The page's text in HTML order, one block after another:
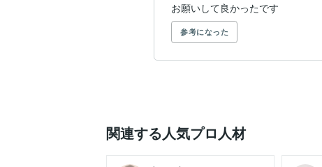
お願いして良かったです
参考になった
関連する人気プロ人材